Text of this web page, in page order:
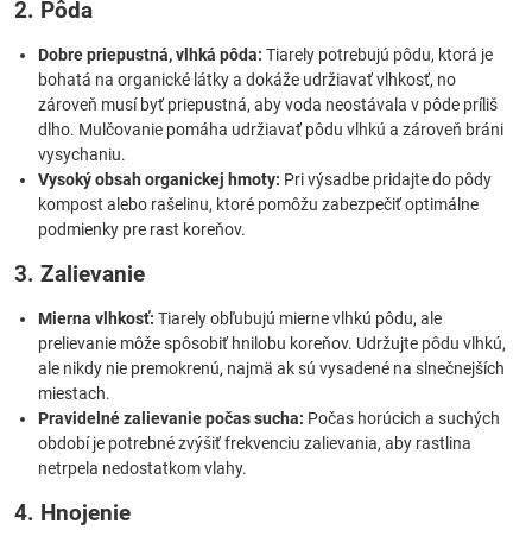
2. Pôda
Dobre priepustná, vlhká pôda: Tiarely potrebujú pôdu, ktorá je
bohatá na organické látky a dokáže udržiavať vlhkosť, no
zároveň musí byť priepustná, aby voda neostávala v pôde príliš
dlho. Mulčovanie pomáha udržiavať pôdu vlhkú a zároveň bráni
vysychaniu.
Vysoký obsah organickej hmoty: Pri výsadbe pridajte do pôdy
kompost alebo rašelinu, ktoré pomôžu zabezpečiť optimálne
podmienky pre rast koreňov.
3. Zalievanie
Mierna vlhkosť: Tiarely obľubujú mierne vlhkú pôdu, ale
prelievanie môže spôsobiť hnilobu koreňov. Udržujte pôdu vlhkú,
ale nikdy nie premokrenú, najmä ak sú vysadené na slnečnejších
miestach.
Pravidelné zalievanie počas sucha: Počas horúcich a suchých
období je potrebné zvýšiť frekvenciu zalievania, aby rastlina
netrpela nedostatkom vlahy.
4. Hnojenie